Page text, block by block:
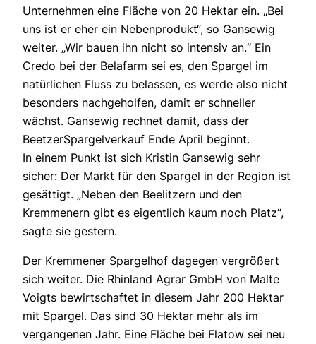
Unternehmen eine Fläche von 20 Hektar ein. „Bei
uns ist er eher ein Nebenprodukt“, so Gansewig
weiter. „Wir bauen ihn nicht so intensiv an.“ Ein
Credo bei der Belafarm sei es, den Spargel im
natürlichen Fluss zu belassen, es werde also nicht
besonders nachgeholfen, damit er schneller
wächst. Gansewig rechnet damit, dass der
BeetzerSpargelverkauf Ende April beginnt.
In einem Punkt ist sich Kristin Gansewig sehr
sicher: Der Markt für den Spargel in der Region ist
gesättigt. „Neben den Beelitzern und den
Kremmenern gibt es eigentlich kaum noch Platz“,
sagte sie gestern.
Der Kremmener Spargelhof dagegen vergrößert
sich weiter. Die Rhinland Agrar GmbH von Malte
Voigts bewirtschaftet in diesem Jahr 200 Hektar
mit Spargel. Das sind 30 Hektar mehr als im
vergangenen Jahr. Eine Fläche bei Flatow sei neu